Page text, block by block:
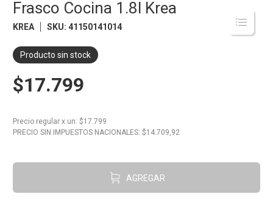
Frasco Cocina 1.8l Krea
KREA SKU:41150141014
Producto sin stock
$17.799
Precio regular x un: $17.799
PRECIO SIN IMPUESTOS NACIONALES: $14.709,92
AGREGAR
Galletitas
Yerba
Fideos
. Aceite